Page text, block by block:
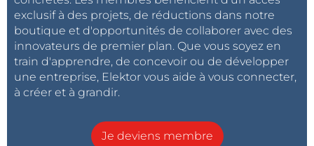
exclusif à des projets, de réductions dans notre
boutique et d'opportunités de collaborer avec des
innovateurs de premier plan. Que vous soyez en
train d'apprendre, de concevoir ou de développer
une entreprise, Elektor vous aide à vous connecter,
à créer et à grandir.
Je deviens membre